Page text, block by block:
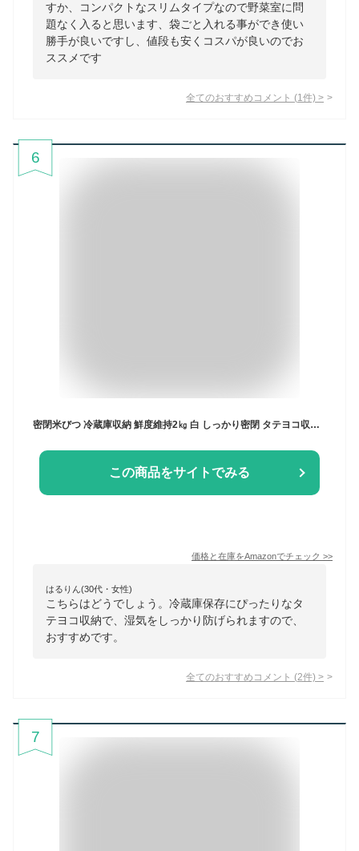
すか、コンパクトなスリムタイプなので野菜室に問
題なく入ると思います、袋ごと入れる事ができ使い
勝手が良いですし、値段も安くコスパが良いのでお
ススメです
全てのおすすめコメント (1 件) >
6
密閉米びつ 冷蔵庫収納 鮮度維持2㎏ 白 しっかり密閉 タテヨコ収納(パッキン付)
この商品をサイトでみる
価格と在庫をAmazonでチェック >>
はるりん(30代・女性)
こちらはどうでしょう。冷蔵庫保存にぴったりなタ
テヨコ収納で、湿気をしっかり防げられますので、
おすすめです。
全てのおすすめコメント (2件) >
7